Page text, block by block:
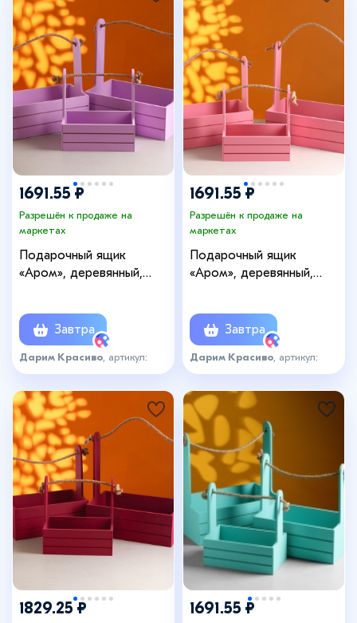
1691.55 ₽
Разрешён к продаже на
маркетах
Подарочный ящик
«Аром», деревянный,
Завтра
Дарим Красиво , артикул:
7590506
1691.55 ₽
Разрешён к продаже на
маркетах
Подарочный ящик
«Аром», деревянный,
Завтра
Дарим Красиво , артикул:
7590507
1829.25 ₽ 1691.55 ₽